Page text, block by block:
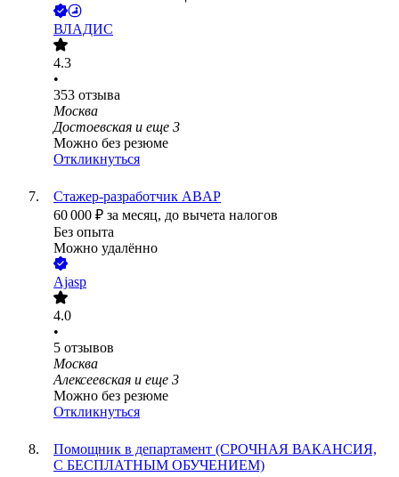
ВЛАДИС
4.3
•
353 отзыва
Москва
Достоевская и еще 3
Можно без резюме
Откликнуться
Стажер-разработчик ABAP
60 000 ₽ за месяц, до вычета налогов
Без опыта
Можно удалённо
Ajasp
4.0
•
5 отзывов
Москва
Алексеевская и еще 3
Можно без резюме
Откликнуться
Помощник в департамент (СРОЧНАЯ ВАКАНСИЯ,
С БЕСПЛАТНЫМ ОБУЧЕНИЕМ)